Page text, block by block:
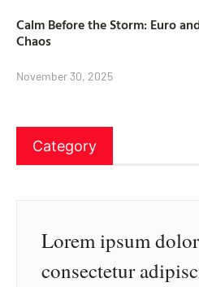
Calm Before the Storm: Euro
Chaos
November 30, 2025
Category
Lorem ipsum
consectetur